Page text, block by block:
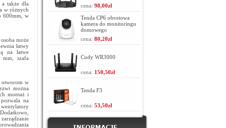
także dla
w różnych
600mm, w
może
łatwy
na łatwe
mm, szafa
otworom w
można
montaż i
na
cena: 98,00zł
Tenda CP6 obrotowa
kamera do monitoringu
domowego
cena: 80,20zł
Cudy WR3000
cena: 150,50zł
Tenda F3
cena: 53,50zł